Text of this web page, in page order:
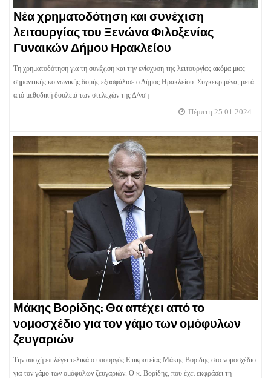
Νέα χρηματοδότηση και συνέχιση
λειτουργίας του Ξενώνα Φιλοξενίας
Γυναικών Δήμου Ηρακλείου
Τη χρηματοδότηση για τη συνέχιση και την ενίσχυση της λειτουργίας ακόμα μιας
σημαντικής κοινωνικής δομής εξασφάλισε ο Δήμος Ηρακλείου. Συγκεκριμένα, μετά
από μεθοδική δουλειά των στελεχών της Δ/νση
Πέμπτη 25.01.2024
Μάκης Βορίδης: Θα απέχει από το
νομοσχέδιο για τον γάμο των ομόφυλων
ζευγαριών
Την αποχή επιλέγει τελικά ο υπουργός Επικρατείας Μάκης Βορίδης στο νομοσχέδιο
για τον γάμο των ομόφυλων ζευγαριών. Ο κ. Βορίδης, που έχει εκφράσει τη